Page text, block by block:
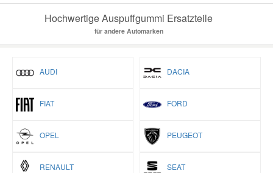
Hochwertige Auspuffgummi Ersatzteile
für andere Automarken
AUDI DACIA
FIAT FORD
OPEL PEUGEOT
RENAULT SEAT